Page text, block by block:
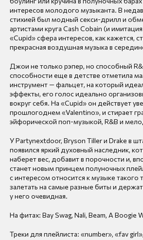
интересов молодого музыканта. В
стихией был модный секси-дрилл и
артистами круга Cash Cobain (и
«Cupid» сфера интересов, как кажется,
прекрасная воздушная музыка в
Джои не только рэпер, но способный
способности еще в детстве отметила
инструмент — фальцет, на который
эффекты, его голос идеально
вокруг себя. На «Cupid» он действует
прошлогоднем «Valentino», и стирает
эйфорической поп-музыкой, R&B и
У Partynextdoor, Bryson Tiller и Drake в
появился яркий духовный наследник,
наберет вес, добавит в порочности и,
станет новым принцем полуночных
с интересом относится к музыке такого
залетать на самые разные биты и
у него очевидная.
На фитах: Bay Swag, Nali, Beam, A Boogie
Треки для плейлиста: «number», «fav